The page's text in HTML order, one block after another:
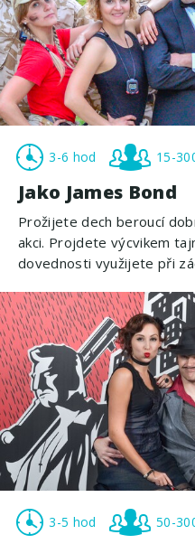
3-6 hod 15-
Jako James Bond
Prožijete dech beroucí
akci. Projdete výcvikem
dovednosti využijete při
3-5 hod 50-